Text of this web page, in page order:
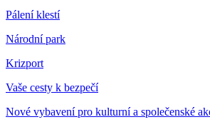
Pálení klestí
Národní park
Krizport
Vaše cesty k bezpečí
Nové vybavení pro kulturní a společenské